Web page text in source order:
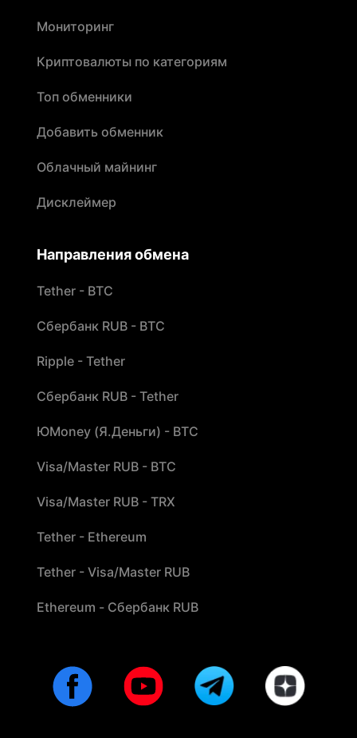
Мониторинг
Криптовалюты по категориям
Топ обменники
Добавить обменник
Облачный майнинг
Дисклеймер
Направления обмена
Tether - BTC
Сбербанк RUB - BTC
Ripple - Tether
Сбербанк RUB - Tether
ЮMoney (Я.Деньги) - BTC
Visa/Master RUB - BTC
Visa/Master RUB - TRX
Tether - Ethereum
Tether - Visa/Master RUB
Ethereum - Сбербанк RUB